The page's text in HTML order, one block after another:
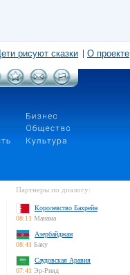
рисуют сказки О проекте
Партнеры по диалогу:
Королевство Бахрейн
08:11 Манама
Азербайджан
08:41 Баку
Саудовская Аравия
07:41 Эр-Рияд